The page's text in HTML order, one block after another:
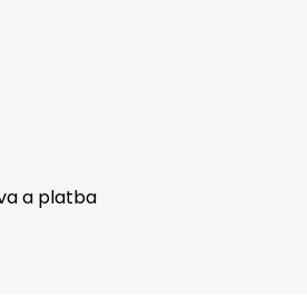
a platba